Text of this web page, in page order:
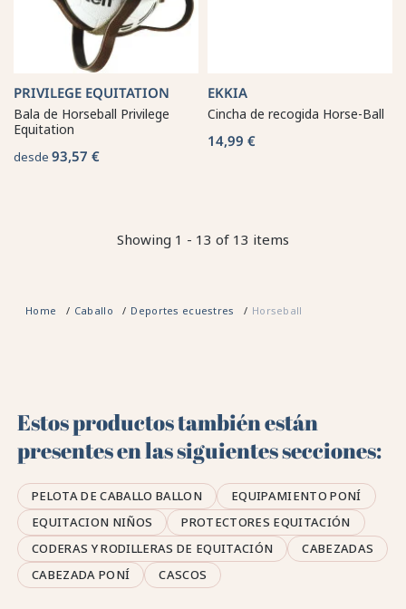
PRIVILEGE EQUITATION
Bala de Horseball Privilege
Equitation
desde 93,57 €
EKKIA
Cincha de recogida Horse-Ball
14,99 €
Showing 1 - 13 of 13 items
Home Caballo Deportes ecuestres Horseball
Estos productos también están
presentes en las siguientes secciones:
PELOTA DE CABALLO BALLON
EQUIPAMIENTO PONÍ
EQUITACION NIÑOS
PROTECTORES EQUITACIÓN
CODERAS Y RODILLERAS DE EQUITACIÓN
CABEZADAS
CABEZADA PONÍ
CASCOS